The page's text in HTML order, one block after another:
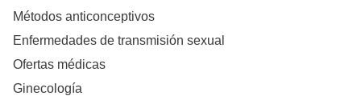
Métodos anticonceptivos
Enfermedades de transmisión sexual
Ofertas médicas
Ginecología